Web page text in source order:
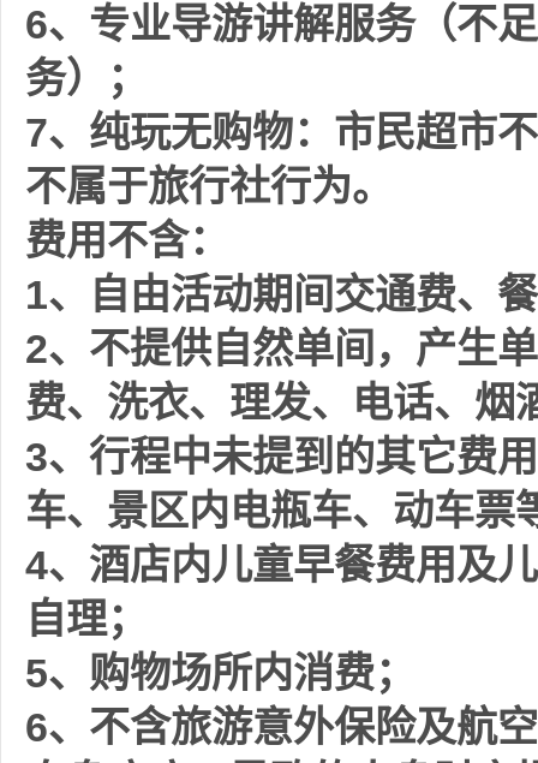
6、 专业导游讲解服务（不足
务）；
7、纯玩无购物：市民超市
不属于旅行社行为。
费用不含：
1、自由活动期间交通费、
2、不提供自然单间，产生
费、洗衣、理发、电话、烟
3、行程中未提到的其它费
车、景区内电瓶车、动车票
4、酒店内儿童早餐费用及
自理；
5、购物场所内消费；
6、不含旅游意外保险及航